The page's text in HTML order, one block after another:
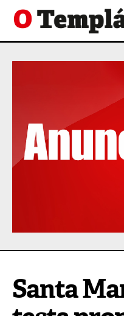
Santa